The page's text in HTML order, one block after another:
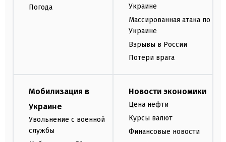
Погода
Украине
Массированная атака по
Украине
Взрывы в России
Потери врага
Мобилизация в
Украине
Увольнение с военной
службы
Новости экономики
Цена нефти
Курсы валют
Финансовые новости